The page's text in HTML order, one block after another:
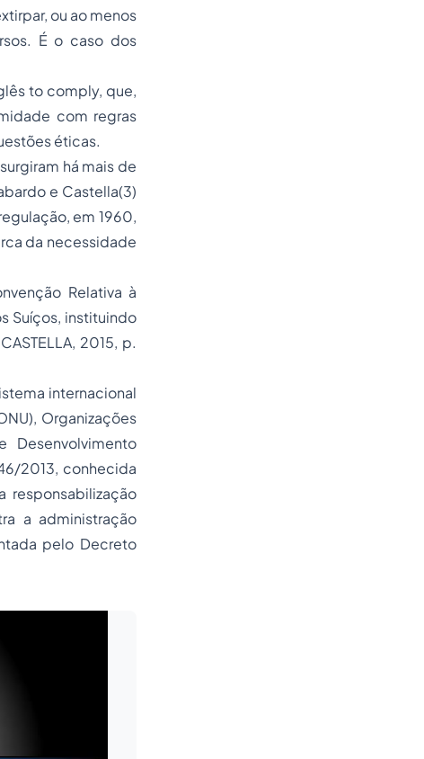
ou ao menos
É o caso dos
to comply, que,
com regras
éticas.
há mais de
e Castella(3)
em 1960,
da necessidade
Relativa à
Suíços, instituindo
2015, p.
internacional
Organizações
Desenvolvimento
2013, conhecida
responsabilização
a administração
pelo Decreto